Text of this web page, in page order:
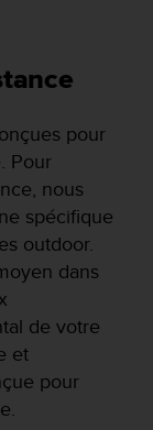
pour
Pour
nous
spécifique
outdoor.
dans
de votre
et
pour